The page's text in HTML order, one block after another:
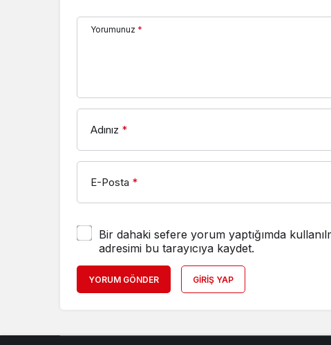
Yorumunuz *
Adınız *
E-Posta *
Bir dahaki sefere yorum yaptığımda
adresimi bu tarayıcıya kaydet.
YORUM GÖNDER GIRIŞ YAP